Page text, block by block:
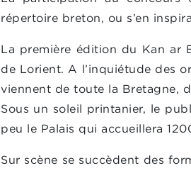
répertoire breton, ou s’en
La première édition du Kan ar
de Lorient. A l’inquiétude des
viennent de toute la Bretagne,
Sous un soleil printanier, le
peu le Palais qui accueillera
Sur scène se succèdent des